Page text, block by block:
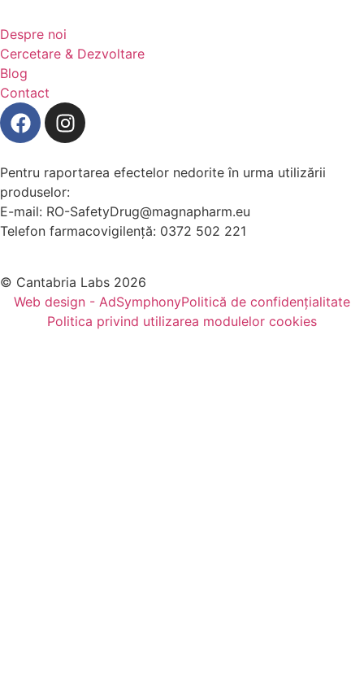
Despre noi
Cercetare & Dezvoltare
Blog
Contact
Pentru raportarea efectelor nedorite în urma utilizării
produselor:
E-mail: RO-SafetyDrug@magnapharm.eu
Telefon farmacovigilență: 0372 502 221
© Cantabria Labs 2026
Web design - AdSymphonyPolitică de confidențialitate
Politica privind utilizarea modulelor cookies